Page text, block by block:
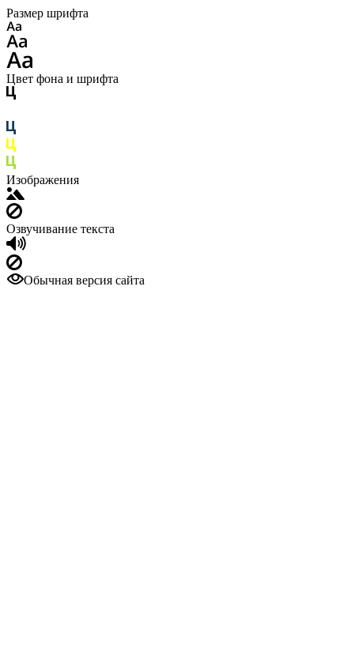
Размер шрифта
Цвет фона и шрифта
Изображения
Озвучивание текста
Обычная версия сайта